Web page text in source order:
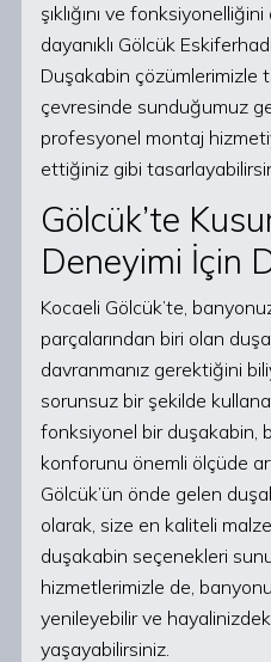
şıklığını ve
dayanıklı Gölcük
Duşakabin çözümlerimizle
çevresinde sunduğumuz
profesyonel montaj
ettiğiniz gibi
Gölcük’te
Deneyimi İçin
Kocaeli Gölcük’te,
parçalarından biri olan
davranmanız gerektiğini
sorunsuz bir şekilde
fonksiyonel bir duşakabin,
konforunu önemli ölçüde
Gölcük’ün önde gelen
olarak, size en kaliteli
duşakabin seçenekleri
hizmetlerimizle de,
yenileyebilir ve
yaşayabilirsiniz.